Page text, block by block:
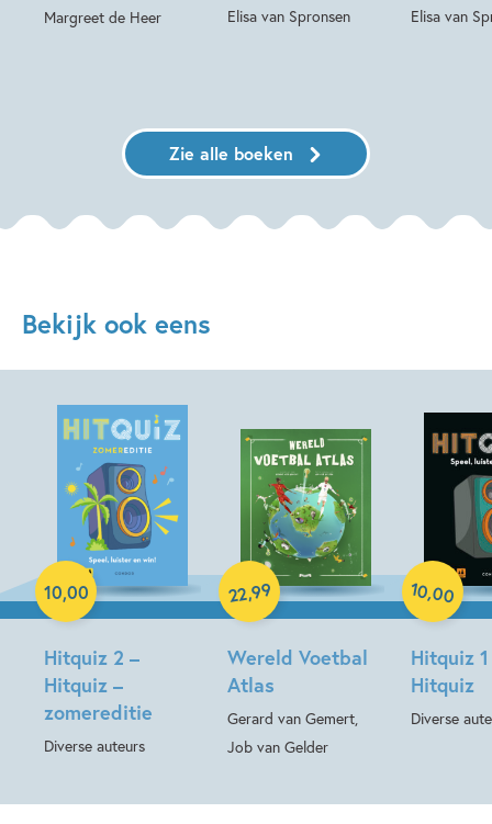
Margreet de Heer
Elisa van Spronsen Elisa van
Zie alle boeken
Bekijk ook eens
Hitquiz 2 –
Hitquiz –
zomereditie
Diverse auteurs
10,00
Paperback
Wereld Voetbal
Atlas
Gerard van Gemert,
Job van Gelder
22,99
Hardcover
Hitquiz
Hitquiz
Diverse
10,00
Paperback